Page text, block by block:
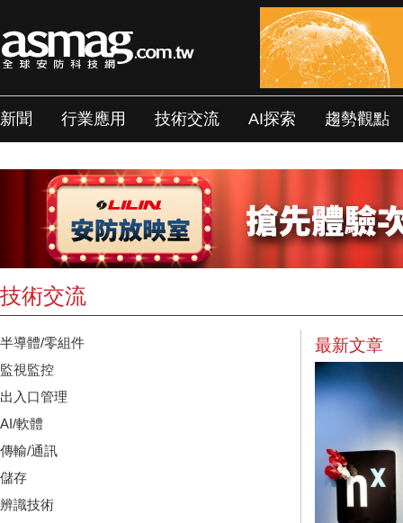
新聞 行業應用 技術交流 AI探索 趨勢觀點
技術交流
半導體/零組件
監視監控
出入口管理
AI/軟體
傳輸/通訊
儲存
辨識技術
最新文章